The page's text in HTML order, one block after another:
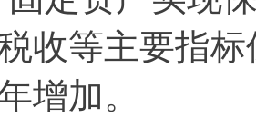
收等主要指
增加。